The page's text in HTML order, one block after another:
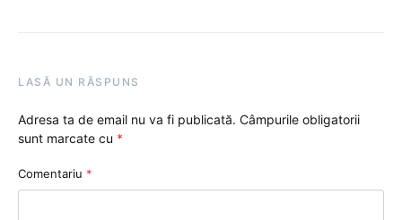
LASĂ UN RĂSPUNS
Adresa ta de email nu va fi publicată. Câmpurile obligatorii
sunt marcate cu *
Comentariu *